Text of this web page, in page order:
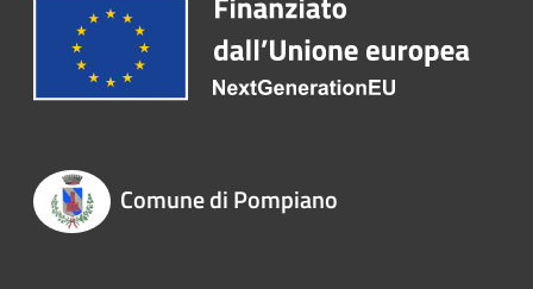
Comune di Pompiano